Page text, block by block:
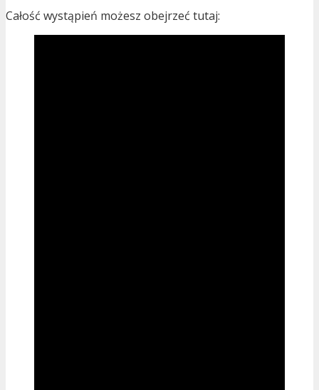
Całość wystąpień możesz obejrzeć tutaj: